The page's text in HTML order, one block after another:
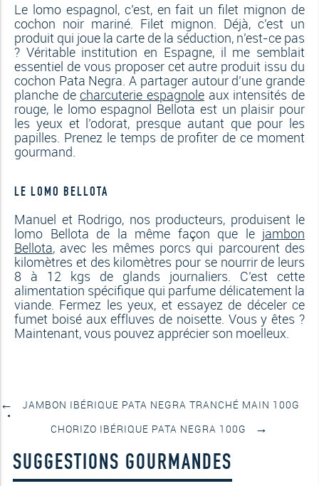
Le lomo espagnol, c’est, en fait un filet mignon de
cochon noir mariné. Filet mignon. Déjà, c’est un
produit qui joue la carte de la séduction, n’est-ce pas
? Véritable institution en Espagne, il me semblait
essentiel de vous proposer cet autre produit issu du
cochon Pata Negra. A partager autour d’une grande
planche decharcuterie espagnole aux intensités de
rouge, le lomo espagnol Bellota est un plaisir pour
les yeux et l’odorat, presque autant que pour les
papilles. Prenez le temps de profiter de ce moment
gourmand.
LE LOMO BELLOTA
Manuel et Rodrigo, nos producteurs, produisent le
lomo Bellota de la même façon que le jambon
Bellota, avec les mêmes porcs qui parcourent des
kilomètres et des kilomètres pour se nourrir de leurs
8 à 12 kgs de glands journaliers. C’est cette
alimentation spécifique qui parfume délicatement la
viande. Fermez les yeux, et essayez de déceler ce
fumet boisé aux effluves de noisette. Vous y êtes ?
Maintenant, vous pouvez apprécier son moelleux.
CHORIZO IBÉRIQUE PATA NEGRA 100G →
← JAMBON IBÉRIQUE PATA NEGRA TRANCHÉ MAIN 100G
SUGGESTIONS GOURMANDES